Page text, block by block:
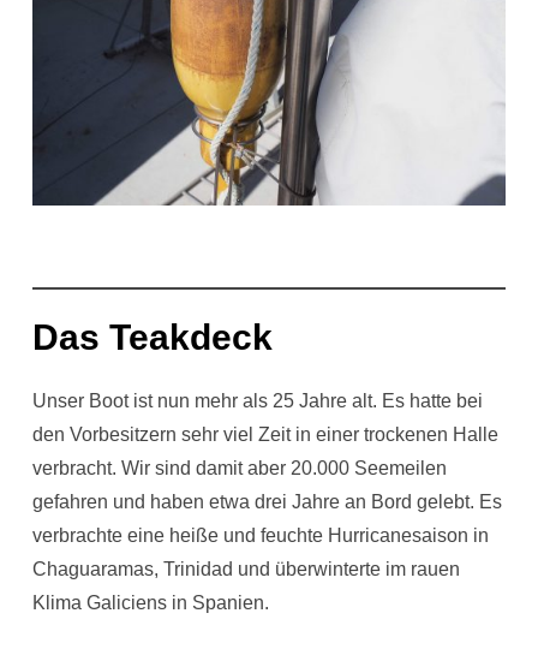
Das Teakdeck
Unser Boot ist nun mehr als 25 Jahre alt. Es hatte bei
den Vorbesitzern sehr viel Zeit in einer trockenen Halle
verbracht. Wir sind damit aber 20.000 Seemeilen
gefahren und haben etwa drei Jahre an Bord gelebt. Es
verbrachte eine heiße und feuchte Hurricanesaison in
Chaguaramas, Trinidad und überwinterte im rauen
Klima Galiciens in Spanien.